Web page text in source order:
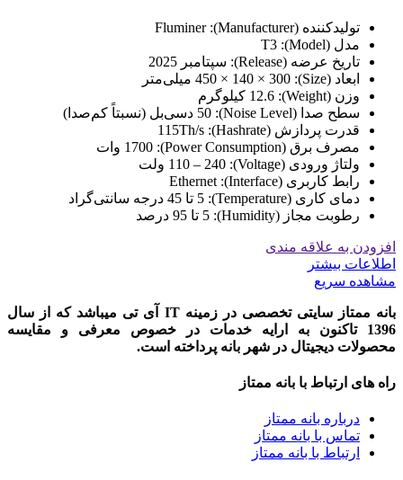
تولیدکننده (Manufacturer): Fluminer
مدل (Model): T3
تاریخ عرضه (Release): سپتامبر 2025
ابعاد (Size): 450 × 140 × 300 میلی‌متر
وزن (Weight): 12.6 کیلوگرم
سطح صدا (Noise Level): 50 دسی‌بل (نسبتاً کم‌صدا)
قدرت پردازش (Hashrate): 115Th/s
مصرف برق (Power Consumption): 1700 وات
ولتاژ ورودی (Voltage): 110 – 240 ولت
رابط کاربری (Interface): Ethernet
دمای کاری (Temperature): 5 تا 45 درجه سانتی‌گراد
رطوبت مجاز (Humidity): 5 تا 95 درصد
افزودن به علاقه مندی
اطلاعات بیشتر
مشاهده سریع
بانه ممتاز سایتی تخصصی در زمینه IT آی تی میباشد که از سال
1396 تاکنون به ارایه خدمات در خصوص معرفی و مقایسه
محصولات دیجیتال در شهر بانه پرداخته است.
راه های ارتباط با بانه ممتاز
درباره بانه ممتاز
تماس با بانه ممتاز
ارتباط با بانه ممتاز